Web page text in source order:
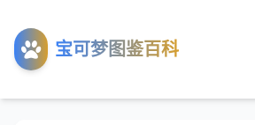
宝可梦图鉴百科
工具
关于